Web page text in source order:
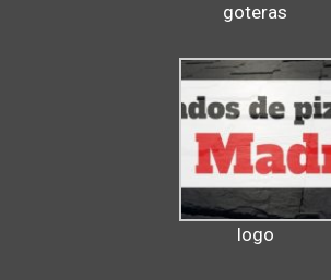
goteras
logo